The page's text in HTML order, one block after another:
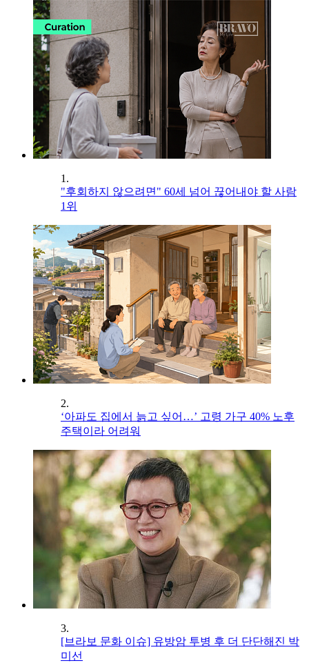
1.
"후회하지 않으려면" 60세 넘어 끊어내야 할 사람
1위
2.
‘아파도 집에서 늙고 싶어…’ 고령 가구 40% 노후
주택이라 어려워
3.
[브라보 문화 이슈] 유방암 투병 후 더 단단해진 박
미선